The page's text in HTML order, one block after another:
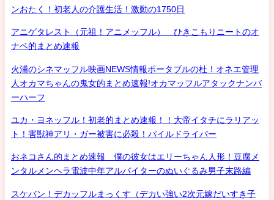
ンおたく！初老人の介護生活！激動の1750日
アニゲタレスト（元祖！アニメッフル） ひきこもりニートのオ
ナベ的まとめ速報
火浦のシネマッフル映画NEWS情報ポータブルの杜！オネエ管理
人オカマちゃんの鬼女的まとめ速報!オカマッフルアタックナンバ
ーハーフ
ユカ・ヨネッフル！初老的まとめ速報！！大帝イタチにラリアッ
ト！害獣神アリ・ガー被害に必殺！パイルドライバー
おネコさん的まとめ速報 僕の彼女はエリーちゃん人形！豆腐メ
ンタルメンヘラ電波中年アルバイターのぬいぐるみ男子末路編
スケバン！デカッフルまっくす（デカい強い2次元嫁だいすき子